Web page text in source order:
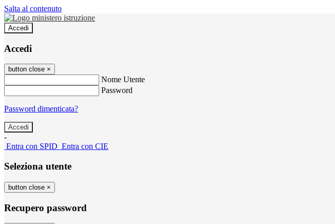
Salta al contenuto
Accedi
Accedi
button close ×
Nome Utente
Password
Password dimenticata?
-
Entra con SPID Entra con CIE
Seleziona utente
button close ×
Recupero password